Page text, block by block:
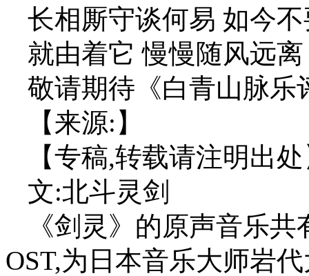
长相厮守谈何易 如今
就由着它 慢慢随风远离
敬请期待《白青山脉乐
【来源:】
【专稿,转载请注明出
文:北斗灵剑
《剑灵》的原声音乐
OST,为日本音乐大师岩